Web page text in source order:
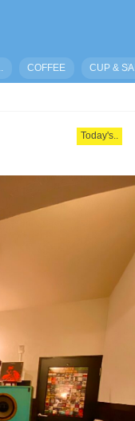
COFFEE CUP &
Today's..